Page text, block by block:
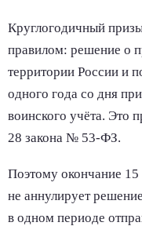
Круглогодичный
правилом: решение о
территории России и
одного года со дня
воинского учёта. Это
28 закона № 53-ФЗ.
Поэтому окончание
не аннулирует
в одном периоде